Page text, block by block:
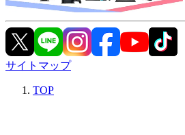
サイトマップ
TOP